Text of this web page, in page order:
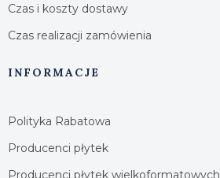
Czas i koszty dostawy
Czas realizacji zamówienia
INFORMACJE
Polityka Rabatowa
Producenci płytek
Producenci płytek wielkoformatowych